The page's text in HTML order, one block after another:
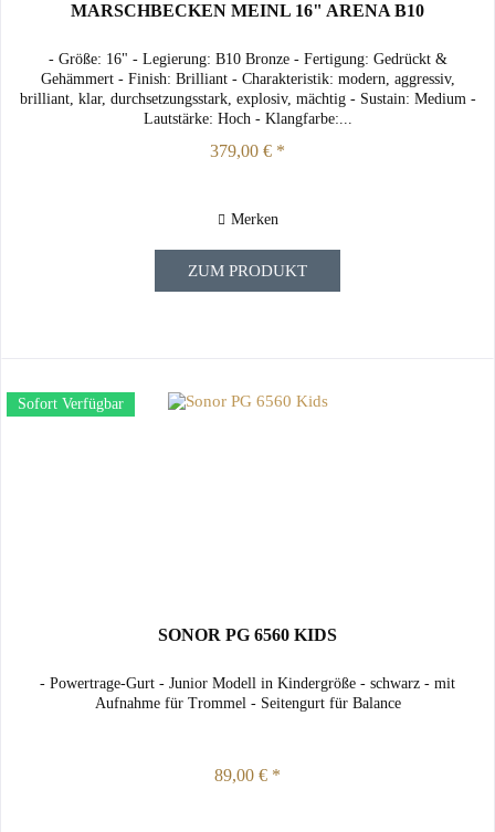
MARSCHBECKEN MEINL 16" ARENA B10
- Größe: 16" - Legierung: B10 Bronze - Fertigung: Gedrückt &
Gehämmert - Finish: Brilliant - Charakteristik: modern, aggressiv,
brilliant, klar, durchsetzungsstark, explosiv, mächtig - Sustain: Medium -
Lautstärke: Hoch - Klangfarbe:...
379,00 € *
Merken
ZUM PRODUKT
Sofort Verfügbar
SONOR PG 6560 KIDS
- Powertrage-Gurt - Junior Modell in Kindergröße - schwarz - mit
Aufnahme für Trommel - Seitengurt für Balance
89,00 € *